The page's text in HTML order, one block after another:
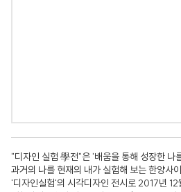
"디자인 실험 學전"은 '배움을 통해 성장한 나
과거의 나를 현재의 내가 실험해 보는 한양사
'디자인실험'의 시각디자인 전시로 2017년